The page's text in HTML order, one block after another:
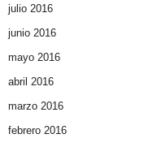
julio 2016
junio 2016
mayo 2016
abril 2016
marzo 2016
febrero 2016